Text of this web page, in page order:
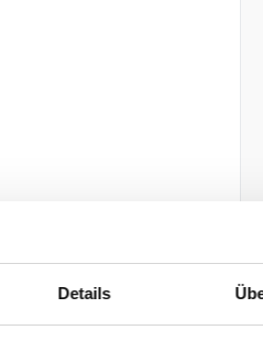
Details